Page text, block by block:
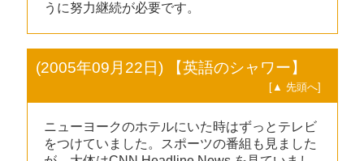
うに努力継続が必要です。
(2005年09月22日) 【英語のシャワー】
[▲ 先頭へ]
ニューヨークのホテルにいた時はずっとテレビ
をつけていました。スポーツの番組も見ました